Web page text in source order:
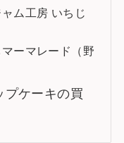
ム工房 いちじ
ーマレード（野
プケーキの買